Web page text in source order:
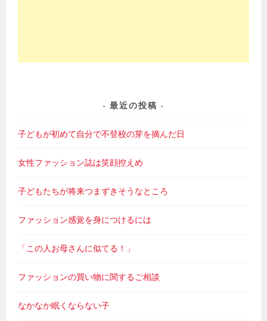
最近の投稿
子どもが初めて自分で不登校の芽を摘んだ日
女性ファッション誌は笑顔控えめ
子どもたちが将来つまずきそうなところ
ファッション感覚を身につけるには
「この人お母さんに似てる！」
ファッションの買い物に関するご相談
なかなか眠くならない子